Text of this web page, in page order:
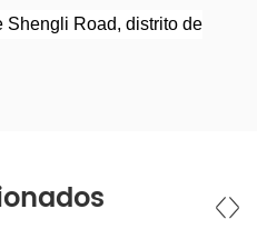
Shengli Road, distrito de